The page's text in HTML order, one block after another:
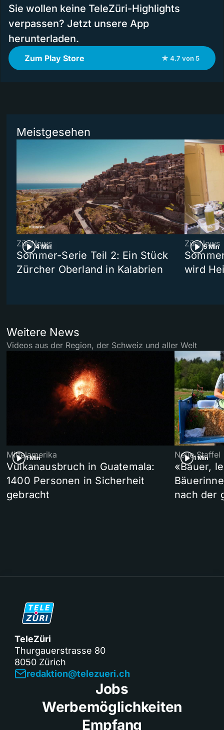
Sie wollen keine TeleZüri-Highlights
verpassen? Jetzt unsere App
herunterladen.
Zum Play Store ★ 4.7 von 5
Meistgesehen
4 Min
ZüriNews
Sommer-Serie Teil 2: Ein Stück
Zürcher Oberland in Kalabrien
5 Min
ZüriNews
wird
Weitere News
Videos aus der Region, der Schweiz und aller Welt
1 Min
Mittelamerika
Vulkanausbruch in Guatemala:
1400 Personen in Sicherheit
gebracht
1 Min
Neue Staffel
«Bauer,
nach der
TeleZüri
Thurgauerstrasse 80
8050 Zürich
redaktion@telezueri.ch
Jobs
Werbemöglichkeiten
Empfang